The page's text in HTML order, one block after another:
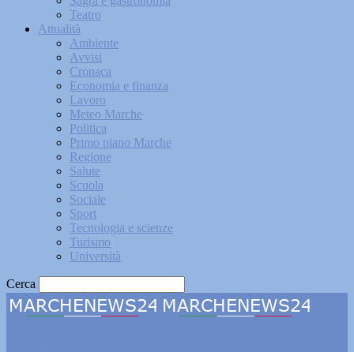
Teatro
Attualità
Ambiente
Avvisi
Cronaca
Economia e finanza
Lavoro
Meteo Marche
Politica
Primo piano Marche
Regione
Salute
Scuola
Sociale
Sport
Tecnologia e scienze
Turismo
Università
Cerca